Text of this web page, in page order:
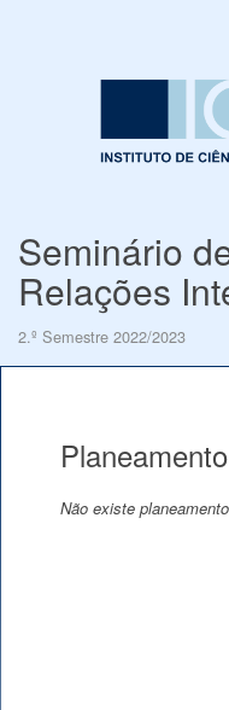
Seminário
Relações
2.º Semestre 2022/2023
Planeamento
Não existe